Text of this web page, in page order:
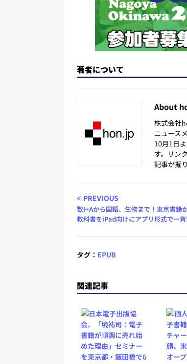
著者について
About
株式会社
ニュース
10月1日
す。リン
記事が掘
PREVIOUS
数I+Aから国語、生物まで！東京書籍
教科書をiPad向けにアプリ形式で一
タグ： EPUB
関連記事